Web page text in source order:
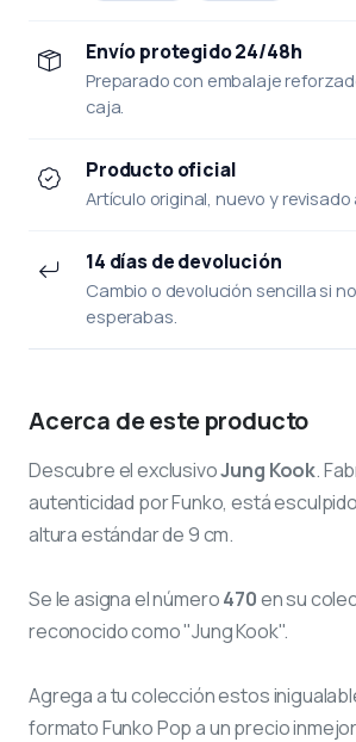
Envío protegido 24/48h
Preparado con embalaje
caja.
Producto oficial
Artículo original, nuevo y revisado
14 días de devolución
Cambio o devolución sencilla si
esperabas.
Acerca de este producto
Descubre el exclusivoJung Kook.
autenticidad por Funko, está
altura estándar de 9 cm.
Se le asigna el número470en su
reconocido como "Jung Kook".
Agrega a tu colección estos
formato Funko Pop a un precio